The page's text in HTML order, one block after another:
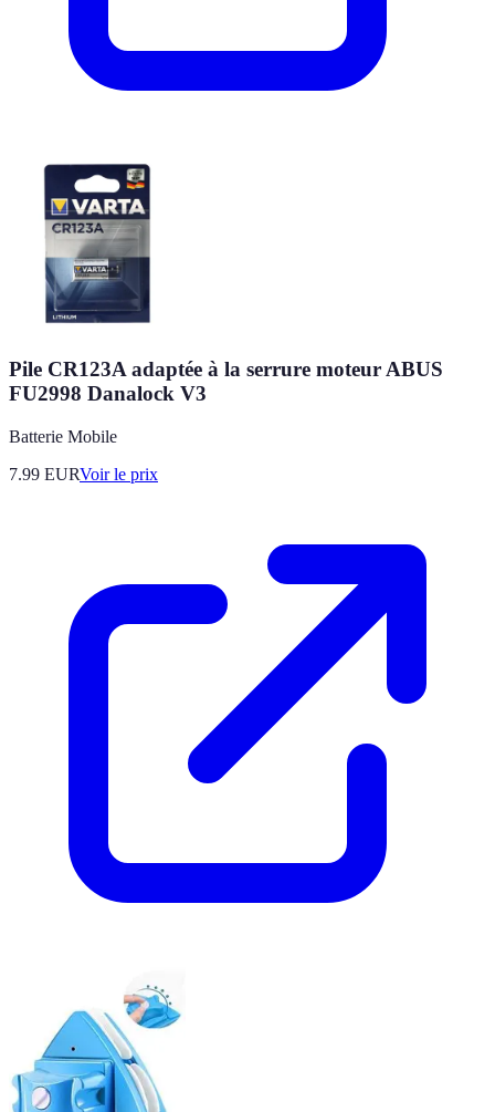
Pile CR123A adaptée à la serrure moteur ABUS
FU2998 Danalock V3
Batterie Mobile
7.99 EURVoir le prix